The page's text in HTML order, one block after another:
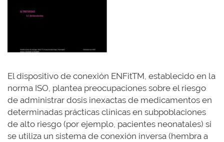
El dispositivo de conexión ENFitTM, establecido en la
norma ISO, plantea preocupaciones sobre el riesgo
de administrar dosis inexactas de medicamentos en
determinadas prácticas clínicas en subpoblaciones
de alto riesgo (por ejemplo, pacientes neonatales) si
se utiliza un sistema de conexión inversa (hembra a